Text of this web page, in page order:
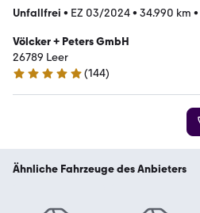
Unfallfrei • EZ 03/2024• 34.990 km •
Völcker + Peters GmbH
26789 Leer
4.9 Sterne
(144)
Ähnliche Fahrzeuge des Anbieters